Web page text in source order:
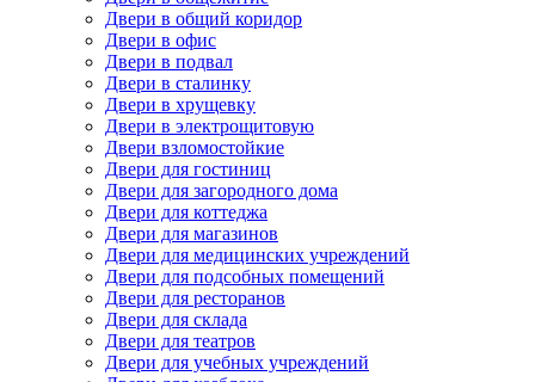
Двери в общий коридор
Двери в офис
Двери в подвал
Двери в сталинку
Двери в хрущевку
Двери в электрощитовую
Двери взломостойкие
Двери для гостиниц
Двери для загородного дома
Двери для коттеджа
Двери для магазинов
Двери для медицинских учреждений
Двери для подсобных помещений
Двери для ресторанов
Двери для склада
Двери для театров
Двери для учебных учреждений